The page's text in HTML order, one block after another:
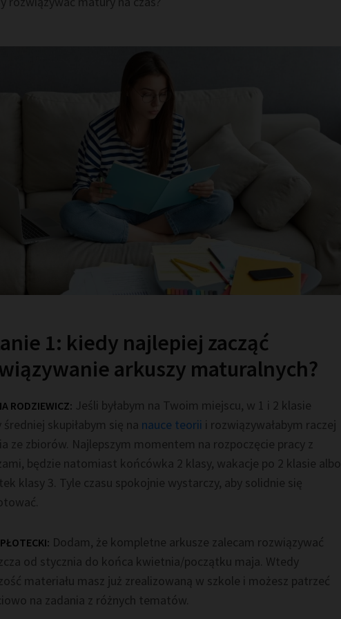
1: kiedy najlepiej zacząć
arkuszy maturalnych?
RODZIEWICZ: Jeśli byłabym na Twoim miejscu, w 1 i 2 klasie
średniej skupiłabym się na nauce teorii i rozwiązywałabym raczej
ze zbiorów. Najlepszym momentem na rozpoczęcie pracy z
będzie natomiast końcówka 2 klasy, wakacje po 2 klasie albo
klasy 3. Tyle czasu spokojnie wystarczy, aby solidnie się
Dodam, że kompletne arkusze zalecam rozwiązywać
od stycznia do końca kwietnia/początku maja. Wtedy
materiału masz już zrealizowaną w szkole i możesz patrzeć
na zadania z różnych tematów.